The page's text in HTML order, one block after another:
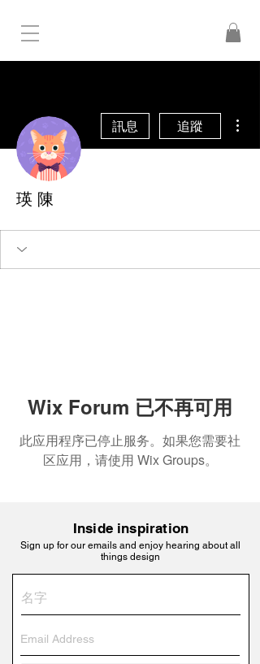
訊息 追蹤
瑛 陳
Wix Forum 已不再可用
此应用程序已停止服务。如果您需要社
区应用，请使用 Wix Groups。
Inside inspiration
Sign up for our emails and enjoy hearing about all
things design